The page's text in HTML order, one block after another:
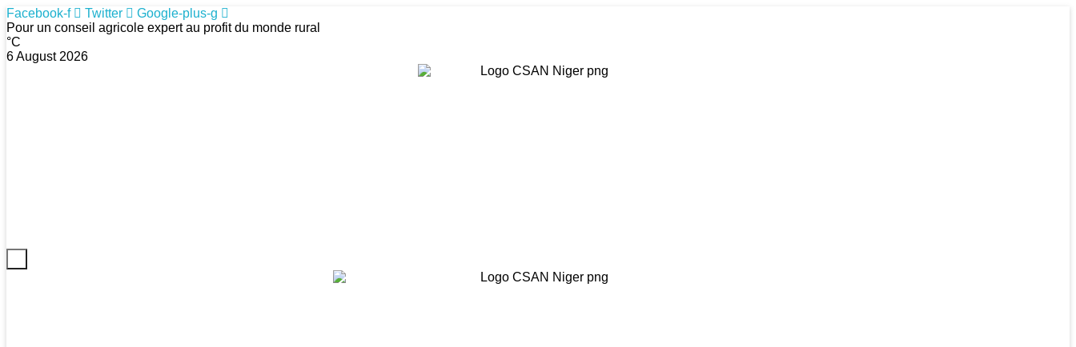
Facebook-f Twitter
Google-plus-g
Pour un conseil agricole expert au profit du monde rural
°C
6 August 2026